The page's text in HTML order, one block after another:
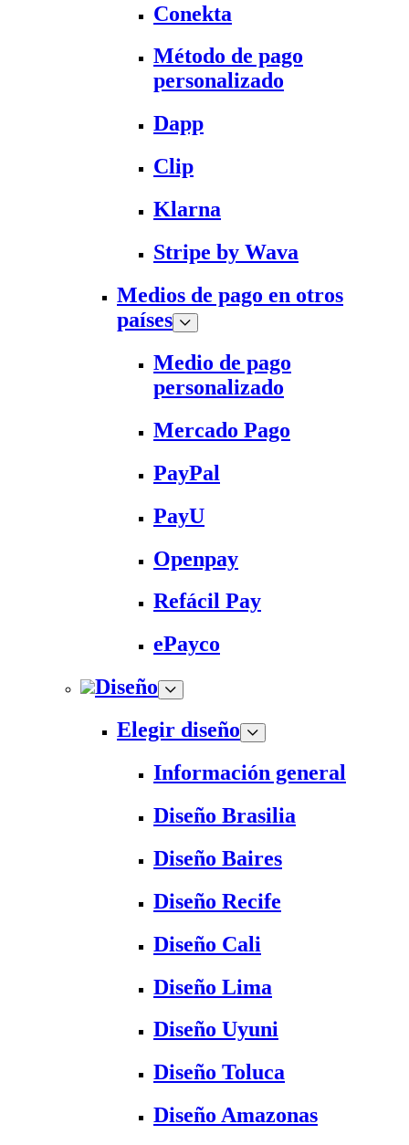
Conekta
Método de pago
personalizado
Dapp
Clip
Klarna
Stripe by Wava
Medios de pago en otros
países
Medio de pago
personalizado
Mercado Pago
PayPal
PayU
Openpay
Refácil Pay
ePayco
Diseño
Elegir diseño
Información general
Diseño Brasilia
Diseño Baires
Diseño Recife
Diseño Cali
Diseño Lima
Diseño Uyuni
Diseño Toluca
Diseño Amazonas